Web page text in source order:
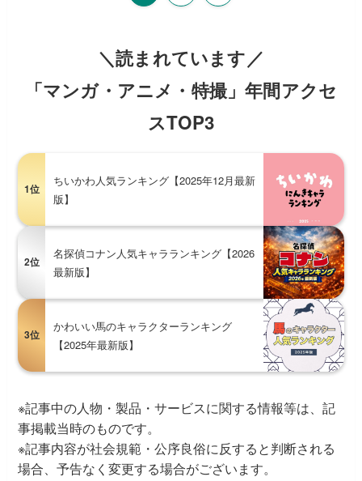
＼読まれています／
「マンガ・アニメ・特撮」年間アクセ
スTOP3
1位
ちいかわ人気ランキング【2025年12月最新
版】
2位
名探偵コナン人気キャラランキング【2026
最新版】
3位
かわいい馬のキャラクターランキング
【2025年最新版】
※記事中の人物・製品・サービスに関する情報等は、記
事掲載当時のものです。
※記事内容が社会規範・公序良俗に反すると判断される
場合、予告なく変更する場合がございます。